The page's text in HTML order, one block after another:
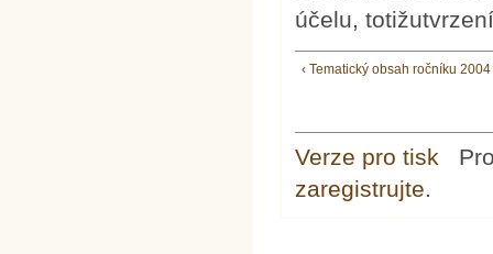
účelu,
‹ Tematický obsah ročníku 2004
Verze pro tisk
zaregistrujte.